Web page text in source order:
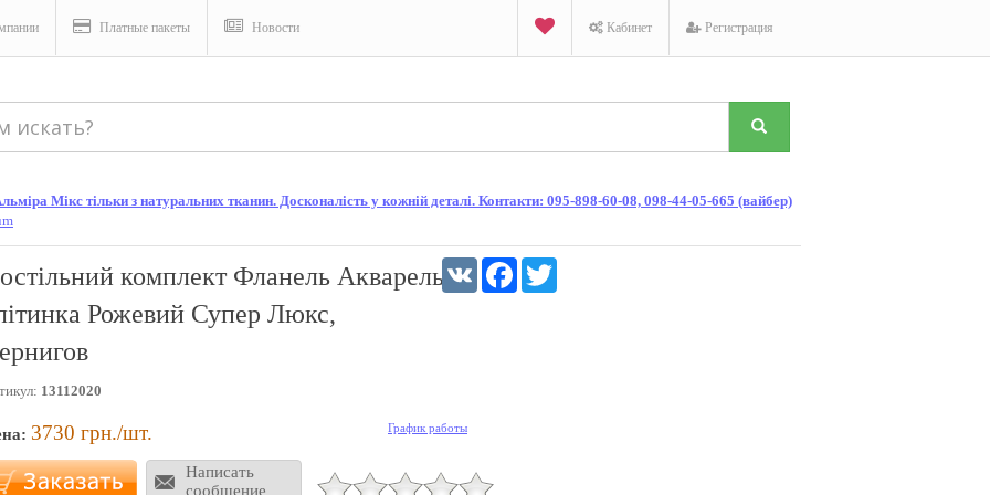
Платные пакеты Новости Кабинет Регистрация
Мікс тільки з натуральних тканин. Досконалість у кожній деталі. Контакти: 095-898-60-08, 098-44-05-665 (вайбер)
комплект Фланель Акварель
Рожевий Супер Люкс,
13112020
3730 грн./шт.
Написать
сообщение
График работы
VK Facebook